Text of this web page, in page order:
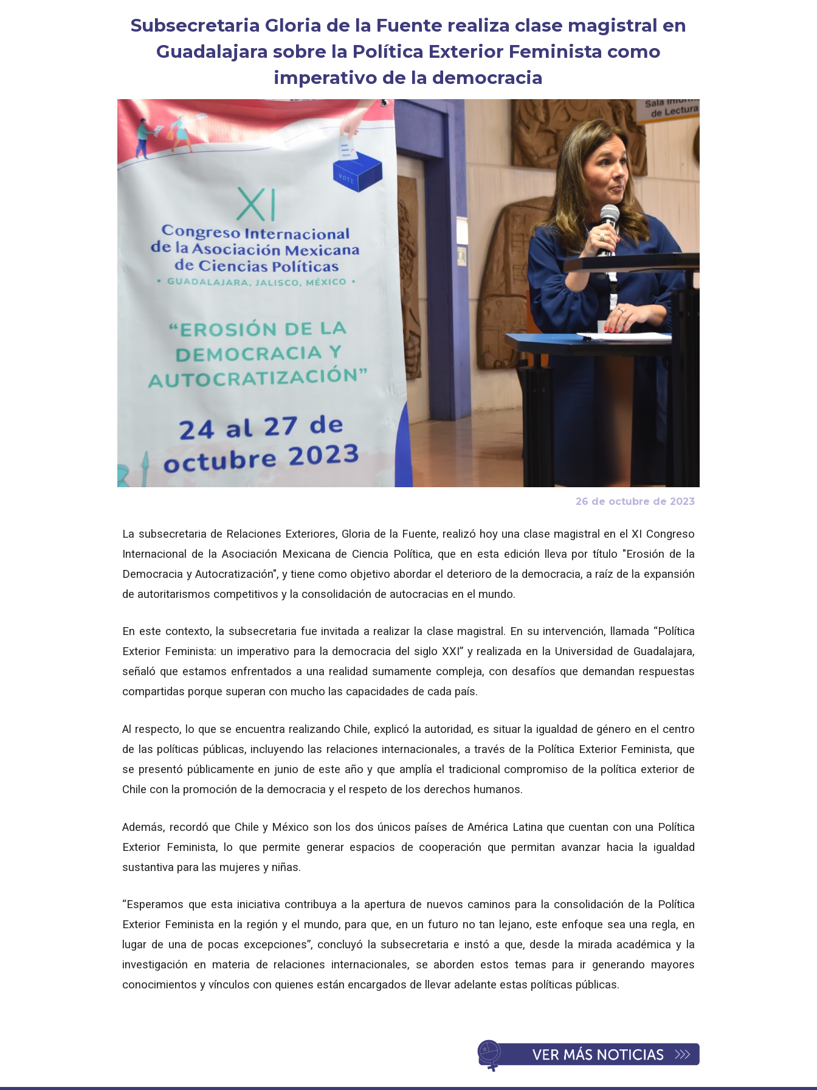
Subsecretaria Gloria de la Fuente realiza clase magistral en
Guadalajara sobre la Política Exterior Feminista como
imperativo de la democracia
26 de octubre de 2023
La subsecretaria de Relaciones Exteriores, Gloria de la Fuente, realizó hoy una clase magistral en el XI Congreso
Internacional de la Asociación Mexicana de Ciencia Política, que en esta edición lleva por título "Erosión de la
Democracia y Autocratización", y tiene como objetivo abordar el deterioro de la democracia, a raíz de la expansión
de autoritarismos competitivos y la consolidación de autocracias en el mundo.
En este contexto, la subsecretaria fue invitada a realizar la clase magistral. En su intervención, llamada “Política
Exterior Feminista: un imperativo para la democracia del siglo XXI” y realizada en la Universidad de Guadalajara,
señaló que estamos enfrentados a una realidad sumamente compleja, con desafíos que demandan respuestas
compartidas porque superan con mucho las capacidades de cada país.
Al respecto, lo que se encuentra realizando Chile, explicó la autoridad, es situar la igualdad de género en el centro
de las políticas públicas, incluyendo las relaciones internacionales, a través de la Política Exterior Feminista, que
se presentó públicamente en junio de este año y que amplía el tradicional compromiso de la política exterior de
Chile con la promoción de la democracia y el respeto de los derechos humanos.
Además, recordó que Chile y México son los dos únicos países de América Latina que cuentan con una Política
Exterior Feminista, lo que permite generar espacios de cooperación que permitan avanzar hacia la igualdad
sustantiva para las mujeres y niñas.
“Esperamos que esta iniciativa contribuya a la apertura de nuevos caminos para la consolidación de la Política
Exterior Feminista en la región y el mundo, para que, en un futuro no tan lejano, este enfoque sea una regla, en
lugar de una de pocas excepciones”, concluyó la subsecretaria e instó a que, desde la mirada académica y la
investigación en materia de relaciones internacionales, se aborden estos temas para ir generando mayores
conocimientos y vínculos con quienes están encargados de llevar adelante estas políticas públicas.